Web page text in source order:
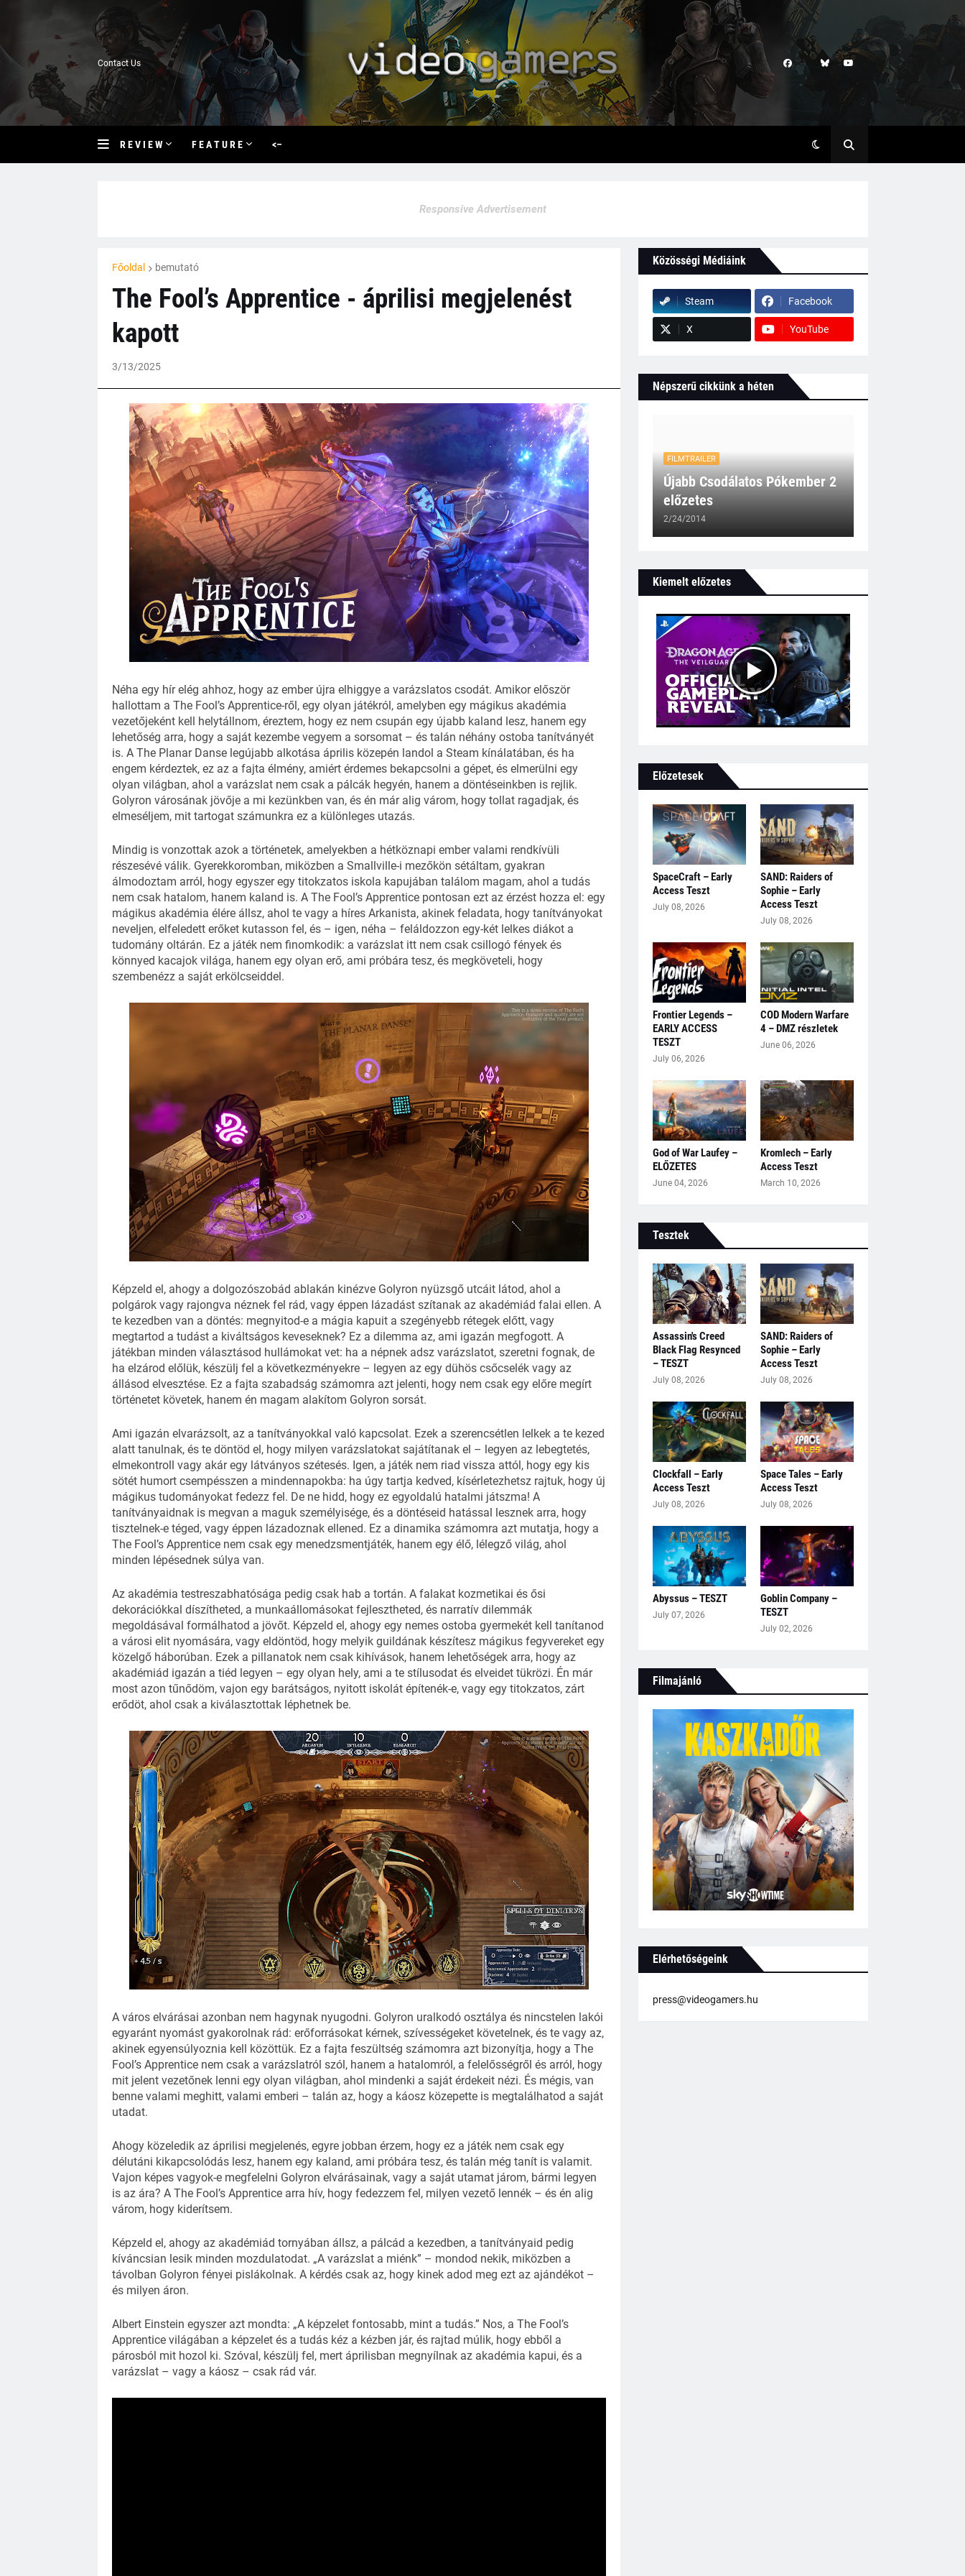
Contact Us
R E V I E W F E A T U R E <–
Responsive Advertisement
Főoldal bemutató
The Fool’s Apprentice - áprilisi megjelenést
kapott
3/13/2025
Néha egy hír elég ahhoz, hogy az ember újra elhiggye a varázslatos csodát. Amikor először
hallottam a The Fool’s Apprentice-ről, egy olyan játékról, amelyben egy mágikus akadémia
vezetőjeként kell helytállnom, éreztem, hogy ez nem csupán egy újabb kaland lesz, hanem egy
lehetőség arra, hogy a saját kezembe vegyem a sorsomat – és talán néhány ostoba tanítványét
is. A The Planar Danse legújabb alkotása április közepén landol a Steam kínálatában, és ha
engem kérdeztek, ez az a fajta élmény, amiért érdemes bekapcsolni a gépet, és elmerülni egy
olyan világban, ahol a varázslat nem csak a pálcák hegyén, hanem a döntéseinkben is rejlik.
Golyron városának jövője a mi kezünkben van, és én már alig várom, hogy tollat ragadjak, és
elmeséljem, mit tartogat számunkra ez a különleges utazás.
Mindig is vonzottak azok a történetek, amelyekben a hétköznapi ember valami rendkívüli
részesévé válik. Gyerekkoromban, miközben a Smallville-i mezőkön sétáltam, gyakran
álmodoztam arról, hogy egyszer egy titokzatos iskola kapujában találom magam, ahol a tudás
nem csak hatalom, hanem kaland is. A The Fool’s Apprentice pontosan ezt az érzést hozza el: egy
mágikus akadémia élére állsz, ahol te vagy a híres Arkanista, akinek feladata, hogy tanítványokat
neveljen, elfeledett erőket kutasson fel, és – igen, néha – feláldozzon egy-két lelkes diákot a
tudomány oltárán. Ez a játék nem finomkodik: a varázslat itt nem csak csillogó fények és
könnyed kacajok világa, hanem egy olyan erő, ami próbára tesz, és megköveteli, hogy
szembenézz a saját erkölcseiddel.
Képzeld el, ahogy a dolgozószobád ablakán kinézve Golyron nyüzsgő utcáit látod, ahol a
polgárok vagy rajongva néznek fel rád, vagy éppen lázadást szítanak az akadémiád falai ellen. A
te kezedben van a döntés: megnyitod-e a mágia kapuit a szegényebb rétegek előtt, vagy
megtartod a tudást a kiváltságos keveseknek? Ez a dilemma az, ami igazán megfogott. A
játékban minden választásod hullámokat vet: ha a népnek adsz varázslatot, szeretni fognak, de
ha elzárod előlük, készülj fel a következményekre – legyen az egy dühös csőcselék vagy az
állásod elvesztése. Ez a fajta szabadság számomra azt jelenti, hogy nem csak egy előre megírt
történetet követek, hanem én magam alakítom Golyron sorsát.
Ami igazán elvarázsolt, az a tanítványokkal való kapcsolat. Ezek a szerencsétlen lelkek a te kezed
alatt tanulnak, és te döntöd el, hogy milyen varázslatokat sajátítanak el – legyen az lebegtetés,
elmekontroll vagy akár egy látványos szétesés. Igen, a játék nem riad vissza attól, hogy egy kis
sötét humort csempésszen a mindennapokba: ha úgy tartja kedved, kísérletezhetsz rajtuk, hogy új
mágikus tudományokat fedezz fel. De ne hidd, hogy ez egyoldalú hatalmi játszma! A
tanítványaidnak is megvan a maguk személyisége, és a döntéseid hatással lesznek arra, hogy
tisztelnek-e téged, vagy éppen lázadoznak ellened. Ez a dinamika számomra azt mutatja, hogy a
The Fool’s Apprentice nem csak egy menedzsmentjáték, hanem egy élő, lélegző világ, ahol
minden lépésednek súlya van.
Az akadémia testreszabhatósága pedig csak hab a tortán. A falakat kozmetikai és ősi
dekorációkkal díszítheted, a munkaállomásokat fejlesztheted, és narratív dilemmák
megoldásával formálhatod a jövőt. Képzeld el, ahogy egy nemes ostoba gyermekét kell tanítanod
a városi elit nyomására, vagy eldöntöd, hogy melyik guildának készítesz mágikus fegyvereket egy
közelgő háborúban. Ezek a pillanatok nem csak kihívások, hanem lehetőségek arra, hogy az
akadémiád igazán a tiéd legyen – egy olyan hely, ami a te stílusodat és elveidet tükrözi. Én már
most azon tűnődöm, vajon egy barátságos, nyitott iskolát építenék-e, vagy egy titokzatos, zárt
erődöt, ahol csak a kiválasztottak léphetnek be.
A város elvárásai azonban nem hagynak nyugodni. Golyron uralkodó osztálya és nincstelen lakói
egyaránt nyomást gyakorolnak rád: erőforrásokat kérnek, szívességeket követelnek, és te vagy az,
akinek egyensúlyoznia kell közöttük. Ez a fajta feszültség számomra azt bizonyítja, hogy a The
Fool’s Apprentice nem csak a varázslatról szól, hanem a hatalomról, a felelősségről és arról, hogy
mit jelent vezetőnek lenni egy olyan világban, ahol mindenki a saját érdekeit nézi. És mégis, van
benne valami meghitt, valami emberi – talán az, hogy a káosz közepette is megtalálhatod a saját
utadat.
Ahogy közeledik az áprilisi megjelenés, egyre jobban érzem, hogy ez a játék nem csak egy
délutáni kikapcsolódás lesz, hanem egy kaland, ami próbára tesz, és talán még tanít is valamit.
Vajon képes vagyok-e megfelelni Golyron elvárásainak, vagy a saját utamat járom, bármi legyen
is az ára? A The Fool’s Apprentice arra hív, hogy fedezzem fel, milyen vezető lennék – és én alig
várom, hogy kiderítsem.
Képzeld el, ahogy az akadémiád tornyában állsz, a pálcád a kezedben, a tanítványaid pedig
kíváncsian lesik minden mozdulatodat. „A varázslat a miénk” – mondod nekik, miközben a
távolban Golyron fényei pislákolnak. A kérdés csak az, hogy kinek adod meg ezt az ajándékot –
és milyen áron.
Albert Einstein egyszer azt mondta: „A képzelet fontosabb, mint a tudás.” Nos, a The Fool’s
Apprentice világában a képzelet és a tudás kéz a kézben jár, és rajtad múlik, hogy ebből a
párosból mit hozol ki. Szóval, készülj fel, mert áprilisban megnyílnak az akadémia kapui, és a
varázslat – vagy a káosz – csak rád vár.
Közösségi Médiáink
Steam Facebook
X YouTube
Népszerű cikkünk a héten
FILMTRAILER
Újabb Csodálatos Pókember 2
előzetes
2/24/2014
Kiemelt előzetes
Előzetesek
SpaceCraft – Early
Access Teszt
July 08, 2026
SAND: Raiders of
Sophie – Early
Access Teszt
July 08, 2026
Frontier Legends –
EARLY ACCESS
TESZT
July 06, 2026
COD Modern Warfare
4 – DMZ részletek
June 06, 2026
God of War Laufey –
ELŐZETES
June 04, 2026
Kromlech – Early
Access Teszt
March 10, 2026
Tesztek
Assassin's Creed
Black Flag Resynced
– TESZT
July 08, 2026
SAND: Raiders of
Sophie – Early
Access Teszt
July 08, 2026
Clockfall – Early
Access Teszt
July 08, 2026
Space Tales – Early
Access Teszt
July 08, 2026
Abyssus – TESZT
July 07, 2026
Goblin Company –
TESZT
July 02, 2026
Filmajánló
Elérhetőségeink
press@videogamers.hu